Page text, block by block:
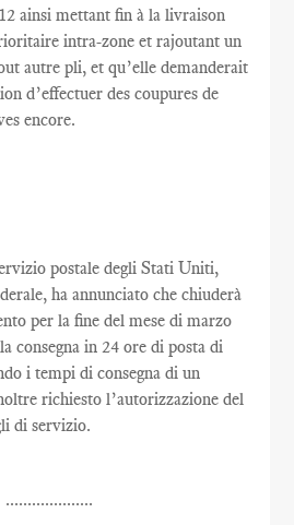
ainsi mettant fin à la livraison
intra-zone et rajoutant un
autre pli, et qu’elle demanderait
d’effectuer des coupures de
encore.
postale degli Stati Uniti,
ha annunciato che chiuderà
per la fine del mese di marzo
consegna in 24 ore di posta di
i tempi di consegna di un
richiesto l’autorizzazione del
di servizio.
....................